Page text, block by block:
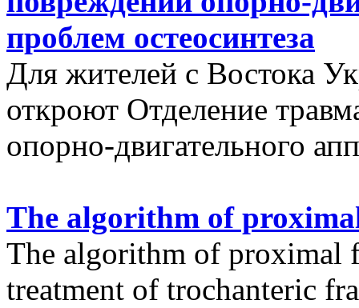
проблем остеосинтеза
Для жителей с Востока
откроют Отделение
опорно-двигательного
The algorithm of
The algorithm of proximal
treatment of trochanteric